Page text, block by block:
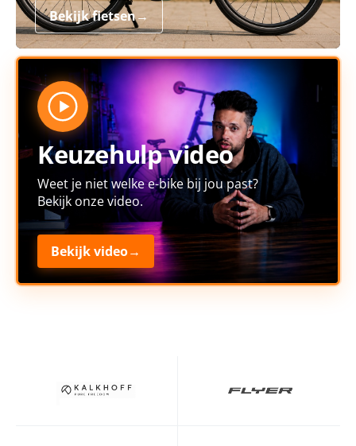
Bekijk fietsen→
Keuzehulp video
Weet je niet welke e-bike bij jou past?
Bekijk onze video.
Bekijk video→